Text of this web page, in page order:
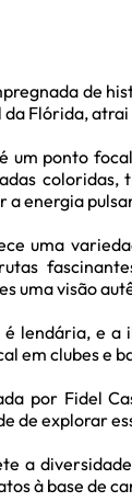
de
da Flórida,
um ponto
a energia
uma
uma visão
lendária, e
em clubes e
por Fidel
de explorar
a
à base de